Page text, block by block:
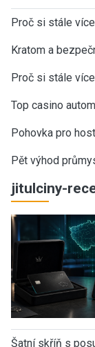
Proč si stále
Kratom a
Proč si stále
Top casino
Pohovka pro
Pět výhod
jitulciny-
Šatní skříň s